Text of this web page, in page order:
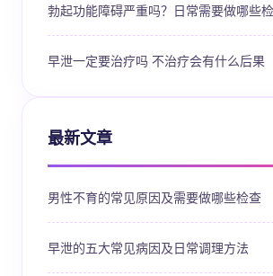
勃起功能障碍严重吗？日常需要做哪些
早泄一定要治疗吗 不治疗会有什么后果
最新文章
男性不育的常见原因及需要做哪些检查
早泄的五大常见病因及日常调理方法